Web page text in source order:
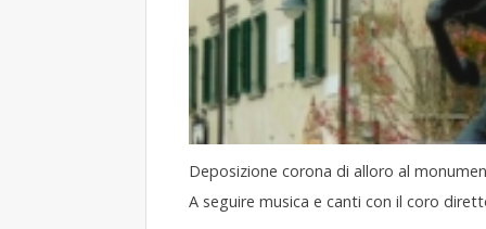
Deposizione corona di alloro al
A seguire musica e canti con il coro